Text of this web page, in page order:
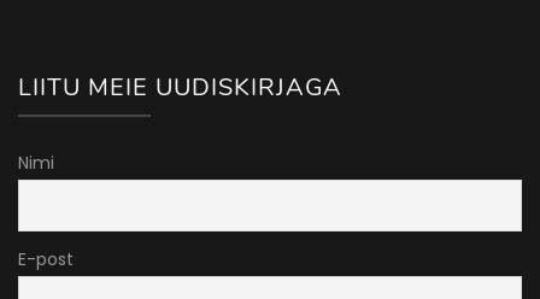
LIITU MEIE UUDISKIRJAGA
Nimi
E-post